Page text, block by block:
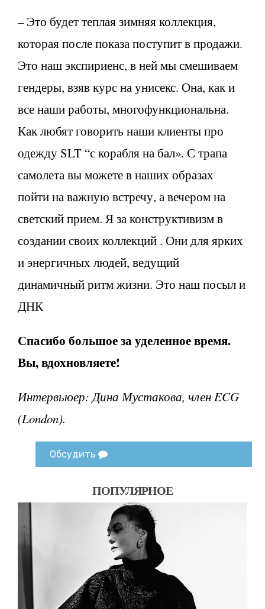
– Это будет теплая зимняя коллекция,
которая после показа поступит в продажи.
Это наш экспириенс, в ней мы смешиваем
гендеры, взяв курс на унисекс. Она, как и
все наши работы, многофункциональна.
Как любят говорить наши клиенты про
одежду SLT “с корабля на бал». С трапа
самолета вы можете в наших образах
пойти на важную встречу, а вечером на
светский прием. Я за конструктивизм в
создании своих коллекций . Они для ярких
и энергичных людей, ведущий
динамичный ритм жизни. Это наш посыл и
ДНК
Спасибо большое за уделенное время.
Вы, вдохновляете!
Интервьюер: Дина Мустакова, член ECG
(London).
Обсудить
ПОПУЛЯРНОЕ